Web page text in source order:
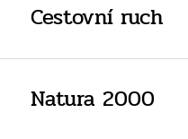
Cestovní ruch
Natura 2000